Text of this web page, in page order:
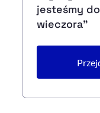
jesteśmy
wieczora”